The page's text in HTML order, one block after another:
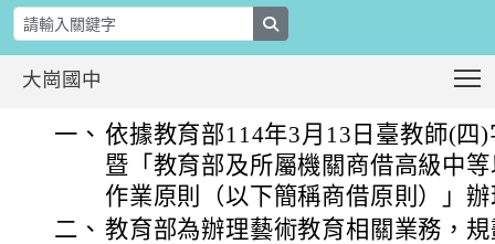
大崗國中
轉知教育部114學年度徵聘商借教師2
一、 依據教育部114年3月13日臺教師(四
暨「教育部及所屬機關商借高級中
作業原則（以下簡稱商借原則）」
二、 教育部為辦理藝術教育相關業務，